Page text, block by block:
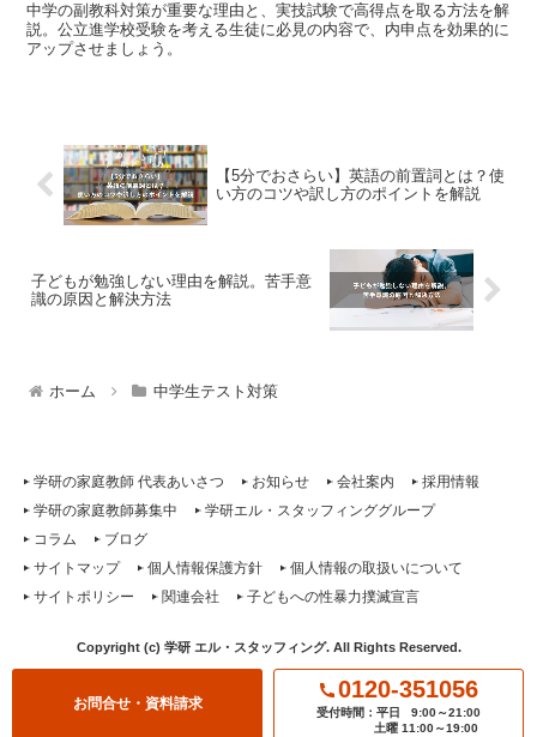
中学の副教科対策が重要な理由と、実技試験で高得点を取る方法を解
説。公立進学校受験を考える生徒に必見の内容で、内申点を効果的に
アップさせましょう。
【5分でおさらい】英語の前置詞とは？使
い方のコツや訳し方のポイントを解説
子どもが勉強しない理由を解説。苦手意
識の原因と解決方法
ホーム 中学生テスト対策
お問合せ・資料請求
0120-351056
受付時間：平日
9:00～21:00
土曜 11:00～19:00
学研の家庭教師 代表あいさつ お知らせ 会社案内
採用情報
学研の家庭教師募集中
学研エル・スタッフィンググループ
コラム
ブログ
サイトマップ
個人情報保護方針
個人情報の取扱いについて
サイトポリシー
関連会社 子どもへの性暴力撲滅宣言
Copyright (c) 学研 エル・スタッフィング. All Rights Reserved.